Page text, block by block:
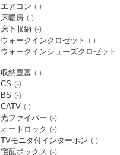
エアコン (-)
床暖房 (-)
床下収納 (-)
ウォークインクロゼット (-)
ウォークインシューズクロゼット
収納豊富 (-)
CS (-)
BS (-)
CATV (-)
光ファイバー (-)
オートロック (-)
TVモニタ付インターホン (-)
宅配ボックス (-)